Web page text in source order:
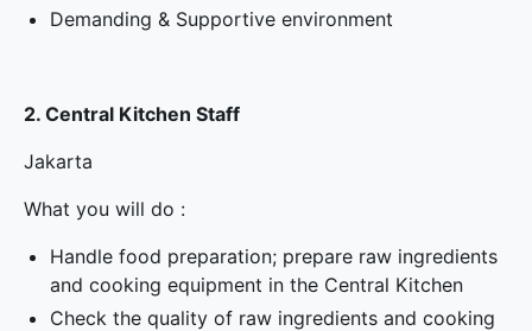
Demanding & Supportive environment
2. Central Kitchen Staff
Jakarta
What you will do :
Handle food preparation; prepare raw ingredients
and cooking equipment in the Central Kitchen
Check the quality of raw ingredients and cooking